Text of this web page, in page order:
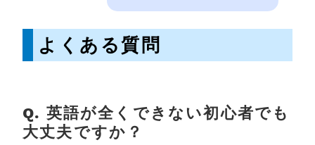
よくある質問
Q. 英語が全くできない初心者でも
大丈夫ですか？